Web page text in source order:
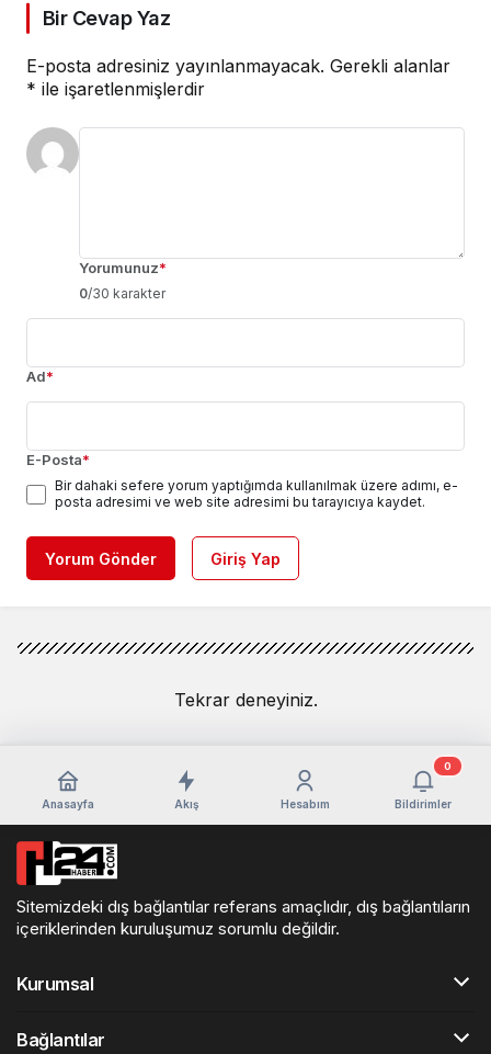
Bir Cevap Yaz
E-posta adresiniz yayınlanmayacak. Gerekli alanlar
* ile işaretlenmişlerdir
Yorumunuz*
0/30 karakter
Ad*
E-Posta*
Bir dahaki sefere yorum yaptığımda kullanılmak üzere adımı, e-
posta adresimi ve web site adresimi bu tarayıcıya kaydet.
Yorum Gönder Giriş Yap
Tekrar deneyiniz.
Anasayfa Akış Hesabım Bildirimler
0
Sitemizdeki dış bağlantılar referans amaçlıdır, dış bağlantıların
içeriklerinden kuruluşumuz sorumlu değildir.
Kurumsal
Bağlantılar